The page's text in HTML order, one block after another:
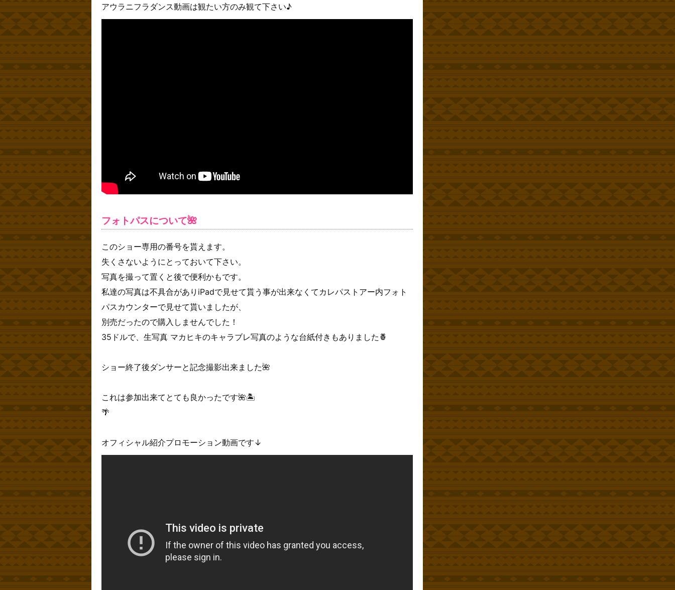
アウラニフラダンス動画は観たい方のみ観て下さい♪
フォトパスについて🌺
このショー専用の番号を貰えます。
失くさないようにとっておいて下さい。
写真を撮って置くと後で便利かもです。
私達の写真は不具合がありiPadで見せて貰う事が出来なくてカレパストアー内フォト
パスカウンターで見せて貰いましたが、
別売だったので購入しませんでした！
35ドルで、生写真 マカヒキのキャラブレ写真のような台紙付きもありました🍍
ショー終了後ダンサーと記念撮影出来ました🌺
これは参加出来てとても良かったです🌺🏝
🌴
オフィシャル紹介プロモーション動画です↓